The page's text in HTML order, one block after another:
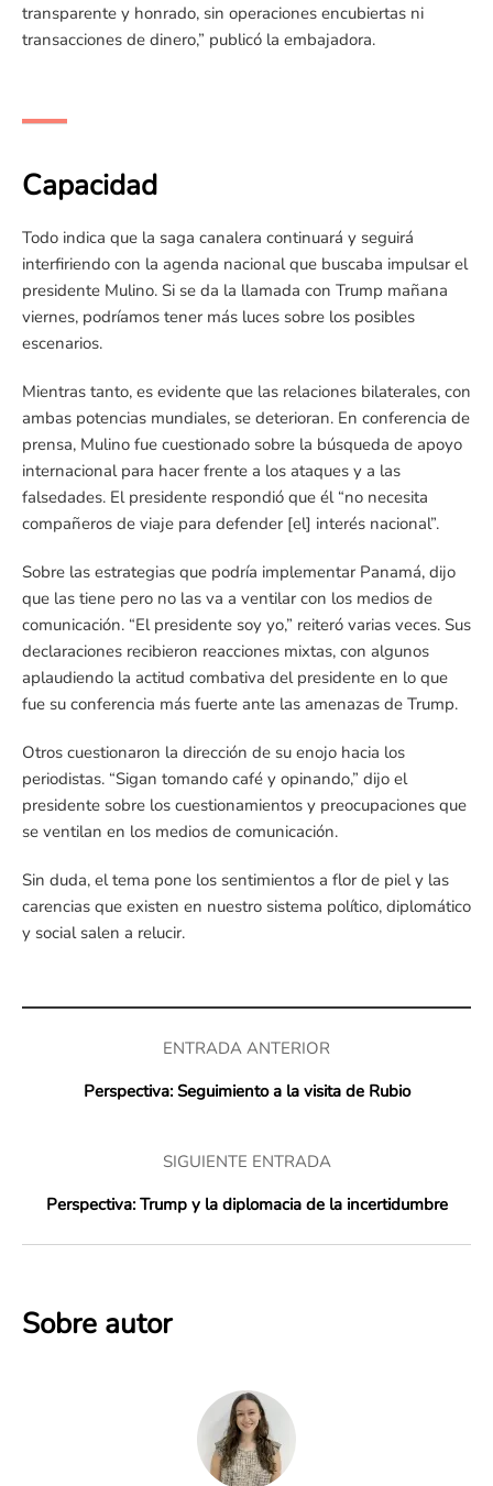
transparente y honrado, sin operaciones encubiertas ni
transacciones de dinero,” publicó la embajadora.
Capacidad
Todo indica que la saga canalera continuará y seguirá
interfiriendo con la agenda nacional que buscaba impulsar el
presidente Mulino. Si se da la llamada con Trump mañana
viernes, podríamos tener más luces sobre los posibles
escenarios.
Mientras tanto, es evidente que las relaciones bilaterales, con
ambas potencias mundiales, se deterioran. En conferencia de
prensa, Mulino fue cuestionado sobre la búsqueda de apoyo
internacional para hacer frente a los ataques y a las
falsedades. El presidente respondió que él “no necesita
compañeros de viaje para defender [el] interés nacional”.
Sobre las estrategias que podría implementar Panamá, dijo
que las tiene pero no las va a ventilar con los medios de
comunicación. “El presidente soy yo,” reiteró varias veces. Sus
declaraciones recibieron reacciones mixtas, con algunos
aplaudiendo la actitud combativa del presidente en lo que
fue su conferencia más fuerte ante las amenazas de Trump.
Otros cuestionaron la dirección de su enojo hacia los
periodistas. “Sigan tomando café y opinando,” dijo el
presidente sobre los cuestionamientos y preocupaciones que
se ventilan en los medios de comunicación.
Sin duda, el tema pone los sentimientos a flor de piel y las
carencias que existen en nuestro sistema político, diplomático
y social salen a relucir.
ENTRADA ANTERIOR
Perspectiva: Seguimiento a la visita de Rubio
SIGUIENTE ENTRADA
Perspectiva: Trump y la diplomacia de la incertidumbre
Sobre autor